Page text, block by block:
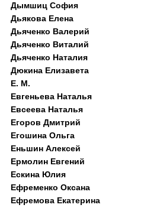
Дымшиц София
Дьякова Елена
Дьяченко Валерий
Дьяченко Виталий
Дьяченко Наталия
Дюкина Елизавета
Е. М.
Евгеньева Наталья
Евсеева Наталья
Егоров Дмитрий
Егошина Ольга
Еньшин Алексей
Ермолин Евгений
Ескина Юлия
Ефременко Оксана
Ефремова Екатерина